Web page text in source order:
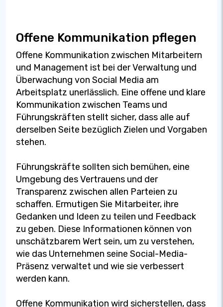
Offene Kommunikation pflegen
Offene Kommunikation zwischen Mitarbeitern
und Management ist bei der Verwaltung und
Überwachung von Social Media am
Arbeitsplatz unerlässlich. Eine offene und klare
Kommunikation zwischen Teams und
Führungskräften stellt sicher, dass alle auf
derselben Seite bezüglich Zielen und Vorgaben
stehen.
Führungskräfte sollten sich bemühen, eine
Umgebung des Vertrauens und der
Transparenz zwischen allen Parteien zu
schaffen. Ermutigen Sie Mitarbeiter, ihre
Gedanken und Ideen zu teilen und Feedback
zu geben. Diese Informationen können von
unschätzbarem Wert sein, um zu verstehen,
wie das Unternehmen seine Social-Media-
Präsenz verwaltet und wie sie verbessert
werden kann.
Offene Kommunikation wird sicherstellen, dass